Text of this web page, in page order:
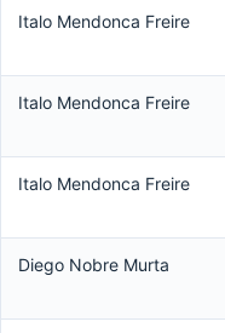
Italo Mendonca Freire
Italo Mendonca Freire
Italo Mendonca Freire
Diego Nobre Murta